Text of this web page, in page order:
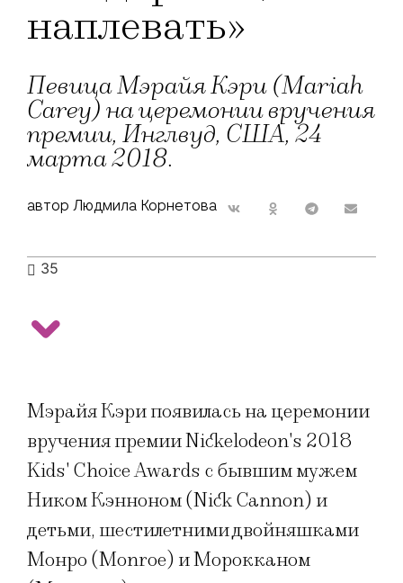
наплевать»
Певица Мэрайя Кэри (Mariah
Carey) на церемонии вручения
премии, Инглвуд, США, 24
марта 2018.
автор Людмила Корнетова
35
Мэрайя Кэри появилась на церемонии
вручения премии Nickelodeon's 2018
Kids' Choice Awards с бывшим мужем
Ником Кэнноном (Nick Cannon) и
детьми, шестилетними двойняшками
Монро (Monroe) и Морокканом